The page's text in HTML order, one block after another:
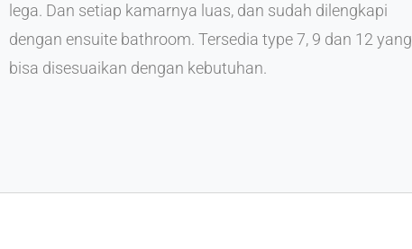
lega. Dan setiap kamarnya luas, dan sudah dilengkapi
dengan ensuite bathroom. Tersedia type 7, 9 dan 12 yang
bisa disesuaikan dengan kebutuhan.